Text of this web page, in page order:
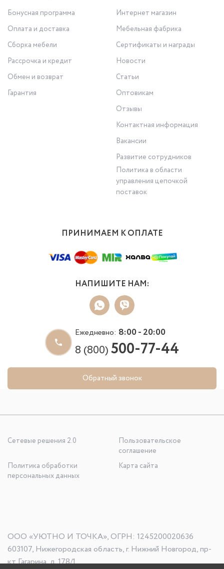
Бонусная программа
Оплата и доставка
Сборка мебели
Рассрочка и кредит
Обмен и возврат
Гарантия
Интернет магазин
Мебельная фабрика
Сертификаты и награды
Новости
Статьи
Оптовикам
Отзывы
Контактная информация
Вакансии
Развитие сотрудников
Политика в области
управления цепочкой
поставок
ПРИНИМАЕМ К ОПЛАТЕ
НАПИШИТЕ НАМ:
Ежедневно: 8:00 - 20:00
8 (800)500-77-44
Обратный звонок
Сетевые решения 2.0
Пользовательское
соглашение
Политика обработки
персональных данных
Карта сайта
ООО «УЮТНО И ТОЧКА», ОГРН: 1245200020636
603107, Нижегородская область, г. Нижний Новгород, пр-
кт Гагарина, д. 178/1